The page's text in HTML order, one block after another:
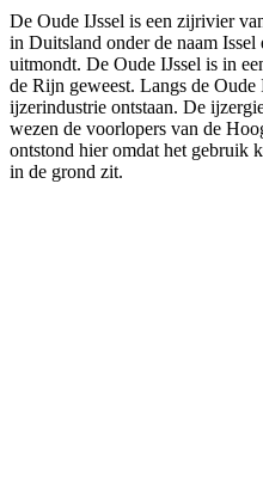
De Oude IJssel is een zijrivier
in Duitsland onder de naam
uitmondt. De Oude IJssel is in
de Rijn geweest. Langs de Oude
ijzerindustrie ontstaan. De
wezen de voorlopers van de
ontstond hier omdat het gebruik
in de grond zit.